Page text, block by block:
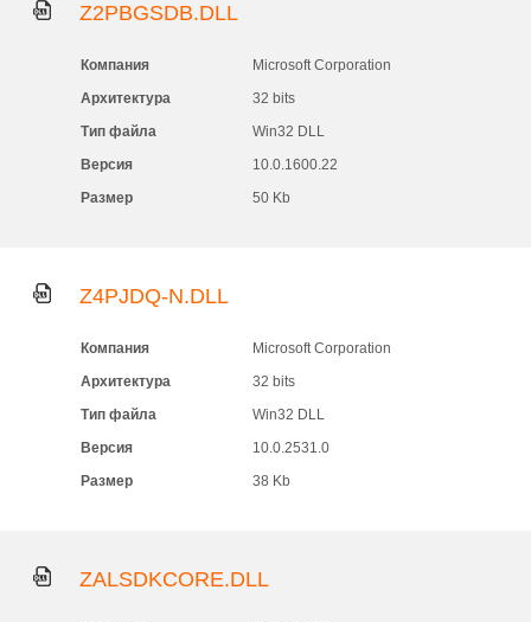
Z2PBGSDB.DLL
Компания
Microsoft Corporation
Архитектура
32 bits
Тип файла
Win32 DLL
Версия
10.0.1600.22
Размер
50 Kb
Z4PJDQ-N.DLL
Компания
Microsoft Corporation
Архитектура
32 bits
Тип файла
Win32 DLL
Версия
10.0.2531.0
Размер
38 Kb
ZALSDKCORE.DLL